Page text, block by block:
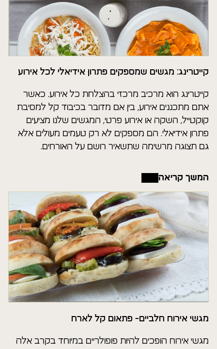
קייטרינג: מגשים שמספקים פתרון אידיאלי לכל אירוע
קייטרינג הוא מרכיב מרכזי בהצלחת כל אירוע. כאשר
אתם מתכננים אירוע, בין אם מדובר בכיבוד קל למסיבת
קוקטייל, השקה או אירוע פרטי, המגשים שלנו מציעים
פתרון אידיאלי. הם מספקים לא רק טעמים מעולים אלא
גם תצוגה מרשימה שתשאיר רושם על האורחים.
המשך קריאה
מגשי אירוח חלביים- פתאום קל לארח
מגשי אירוח הופכים להיות פופולריים במיוחד בקרב אלה